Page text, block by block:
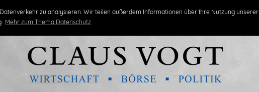
zu analysieren. Wir teilen außerdem Informationen über Ihre Nutzung unserer
Mehr zum Thema Datenschutz